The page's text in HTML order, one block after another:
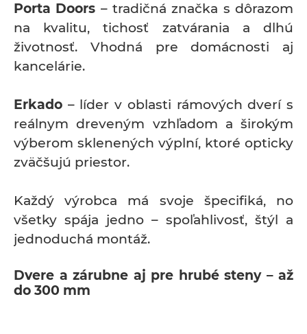
Porta Doors – tradičná značka s dôrazom
na kvalitu, tichosť zatvárania a dlhú
životnosť. Vhodná pre domácnosti aj
kancelárie.
Erkado – líder v oblasti rámových dverí s
reálnym dreveným vzhľadom a širokým
výberom sklenených výplní, ktoré opticky
zväčšujú priestor.
Každý výrobca má svoje špecifiká, no
všetky spája jedno – spoľahlivosť, štýl a
jednoduchá montáž.
Dvere a zárubne aj pre hrubé steny – až
do 300 mm